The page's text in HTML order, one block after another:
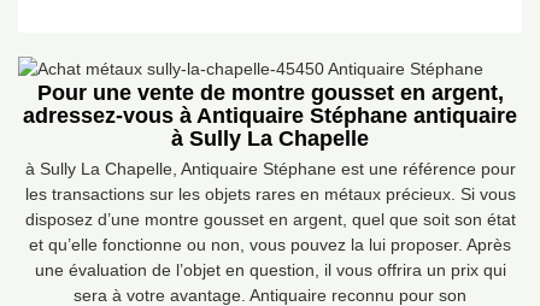
Pour une vente de montre gousset en argent,
adressez-vous à Antiquaire Stéphane antiquaire
à Sully La Chapelle
à Sully La Chapelle, Antiquaire Stéphane est une référence pour
les transactions sur les objets rares en métaux précieux. Si vous
disposez d’une montre gousset en argent, quel que soit son état
et qu’elle fonctionne ou non, vous pouvez la lui proposer. Après
une évaluation de l’objet en question, il vous offrira un prix qui
sera à votre avantage. Antiquaire reconnu pour son